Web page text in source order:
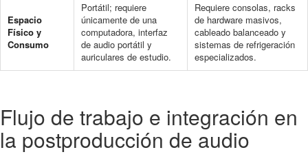
Espacio
Físico y
Consumo
Portátil; requiere
únicamente de una
computadora, interfaz
de audio portátil y
auriculares de estudio.
Requiere consolas, racks
de hardware masivos,
cableado balanceado y
sistemas de refrigeración
especializados.
Flujo de trabajo e integración en
la postproducción de audio